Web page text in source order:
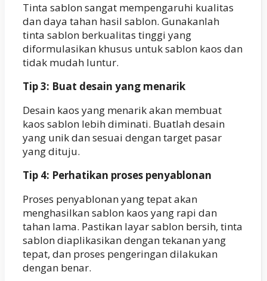
Tinta sablon sangat mempengaruhi kualitas
dan daya tahan hasil sablon. Gunakanlah
tinta sablon berkualitas tinggi yang
diformulasikan khusus untuk sablon kaos dan
tidak mudah luntur.
Tip 3: Buat desain yang menarik
Desain kaos yang menarik akan membuat
kaos sablon lebih diminati. Buatlah desain
yang unik dan sesuai dengan target pasar
yang dituju.
Tip 4: Perhatikan proses penyablonan
Proses penyablonan yang tepat akan
menghasilkan sablon kaos yang rapi dan
tahan lama. Pastikan layar sablon bersih, tinta
sablon diaplikasikan dengan tekanan yang
tepat, dan proses pengeringan dilakukan
dengan benar.